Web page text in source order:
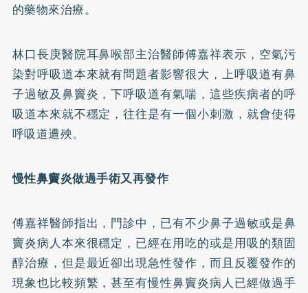
的藥物來治療。
林口長庚醫院耳鼻喉部主治醫師傅嘉祥表示，空氣污
染對呼吸道本來就有問題者影響很大，上呼吸道有鼻
子過敏及鼻竇炎，下呼吸道有氣喘 ，這些疾病者的呼
吸道本來就不穩定，往往是有一個小刺激，就會使得
呼吸道遭殃。
慢性鼻竇炎做過手術又再發作
傅嘉祥醫師指出，門診中，已有不少鼻子過敏或是鼻
竇炎病人本來很穩定，已經在用吃的或是用吸的類固
醇治療，但是最近卻出現急性發作，而且反覆發作的
現象也比較頻繁，甚至有慢性鼻竇炎病人已經做過手